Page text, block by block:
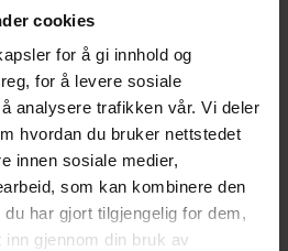
cookies
for å gi innhold og
for å levere sosiale
analysere trafikken vår. Vi deler
hvordan du bruker nettstedet
innen sosiale medier,
som kan kombinere den
har gjort tilgjengelig for dem,
gjennom din bruk av
Room – Maya-
0/5